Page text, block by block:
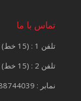
تماس با ما
تلفن 1 : (15 خط) 88744974
تلفن 2 : (15 خط) 88504949
نمابر : 88744039